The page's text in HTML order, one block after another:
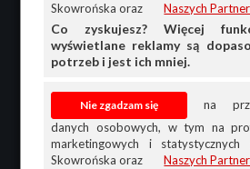
Skowrońska oraz
Naszych
Co zyskujesz? Więcej
wyświetlane reklamy są
potrzeb i jest ich mniej.
na
danych osobowych, w tym na
marketingowych i
Skowrońska oraz
Naszych